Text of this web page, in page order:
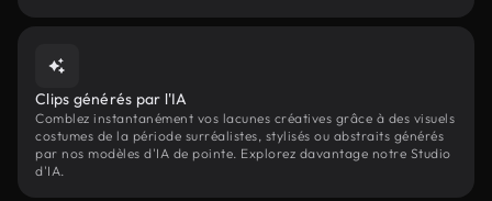
Clips générés par l'IA
Comblez instantanément vos lacunes créatives grâce à des visuels
costumes de la période surréalistes, stylisés ou abstraits générés
par nos modèles d'IA de pointe. Explorez davantage notre Studio
d'IA.